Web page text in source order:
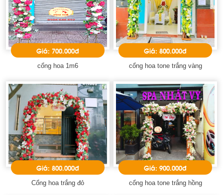
Giá: 700.000đ
cổng hoa 1m6
Giá: 800.000đ
cổng hoa tone trắng vàng
Giá: 800.000đ
Cổng hoa trắng đỏ
Giá: 900.000đ
cổng hoa tone trắng hồng